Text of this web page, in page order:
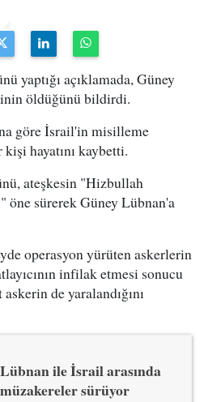
yaptığı açıklamada, Güney
öldüğünü bildirdi.
göre İsrail'in misilleme
kişi hayatını kaybetti.
ateşkesin "Hizbullah
sürerek Güney Lübnan'a
operasyon yürüten askerlerin
infilak etmesi sonucu
de yaralandığını
Lübnan ile İsrail arasında
müzakereler sürüyor